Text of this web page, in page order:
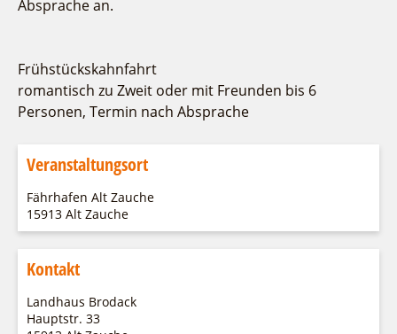
Absprache an.
Frühstückskahnfahrt
romantisch zu Zweit oder mit Freunden bis 6
Personen, Termin nach Absprache
Veranstaltungsort
Fährhafen Alt Zauche
15913 Alt Zauche
Kontakt
Landhaus Brodack
Hauptstr. 33